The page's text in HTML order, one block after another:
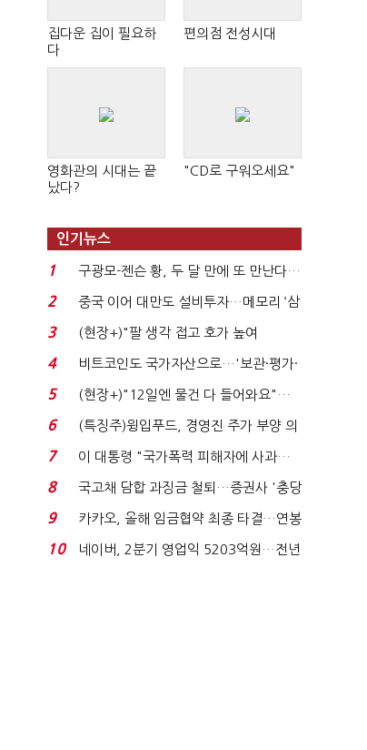
집다운 집이 필요하
다
편의점 전성시대
영화관의 시대는 끝
났다?
"CD로 구워오세요"
인기뉴스
1
구광모-젠슨 황, 두 달 만에 또 만난다…
로봇·AI 등 논...
2
중국 이어 대만도 설비투자…메모리 ‘삼
국전쟁’
3
(현장+)"팔 생각 접고 호가 높여
요"…'덜 똘똘한 한 채' 20...
4
비트코인도 국가자산으로…'보관·평가·
처분' 기준은 ...
5
(현장+)"12일엔 물건 다 들어와요"…
빈 매대 채우며 문 연 ...
6
(특징주)윙입푸드, 경영진 주가 부양 의
지에 상한가...
7
이 대통령 "국가폭력 피해자에 사과…
적극적 조사로 진...
8
국고채 담합 과징금 철퇴…증권사 '충당
금 폭탄' 우려...
9
카카오, 올해 임금협약 최종 타결…연봉
6.3% 인상·격려...
10
네이버, 2분기 영업익 5203억원…전년